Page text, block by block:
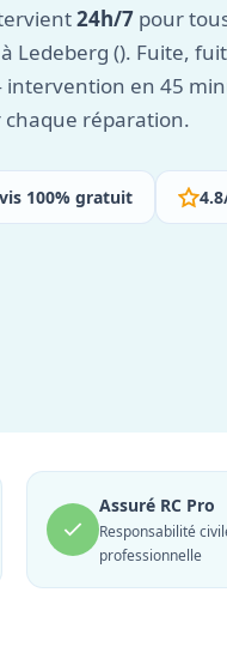
24h/7 pour
Ledeberg (). Fuite,
en 45
réparation.
100% gratuit
Assuré RC Pro
Responsabilité
professionnelle